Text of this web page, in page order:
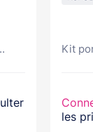
Kit
les